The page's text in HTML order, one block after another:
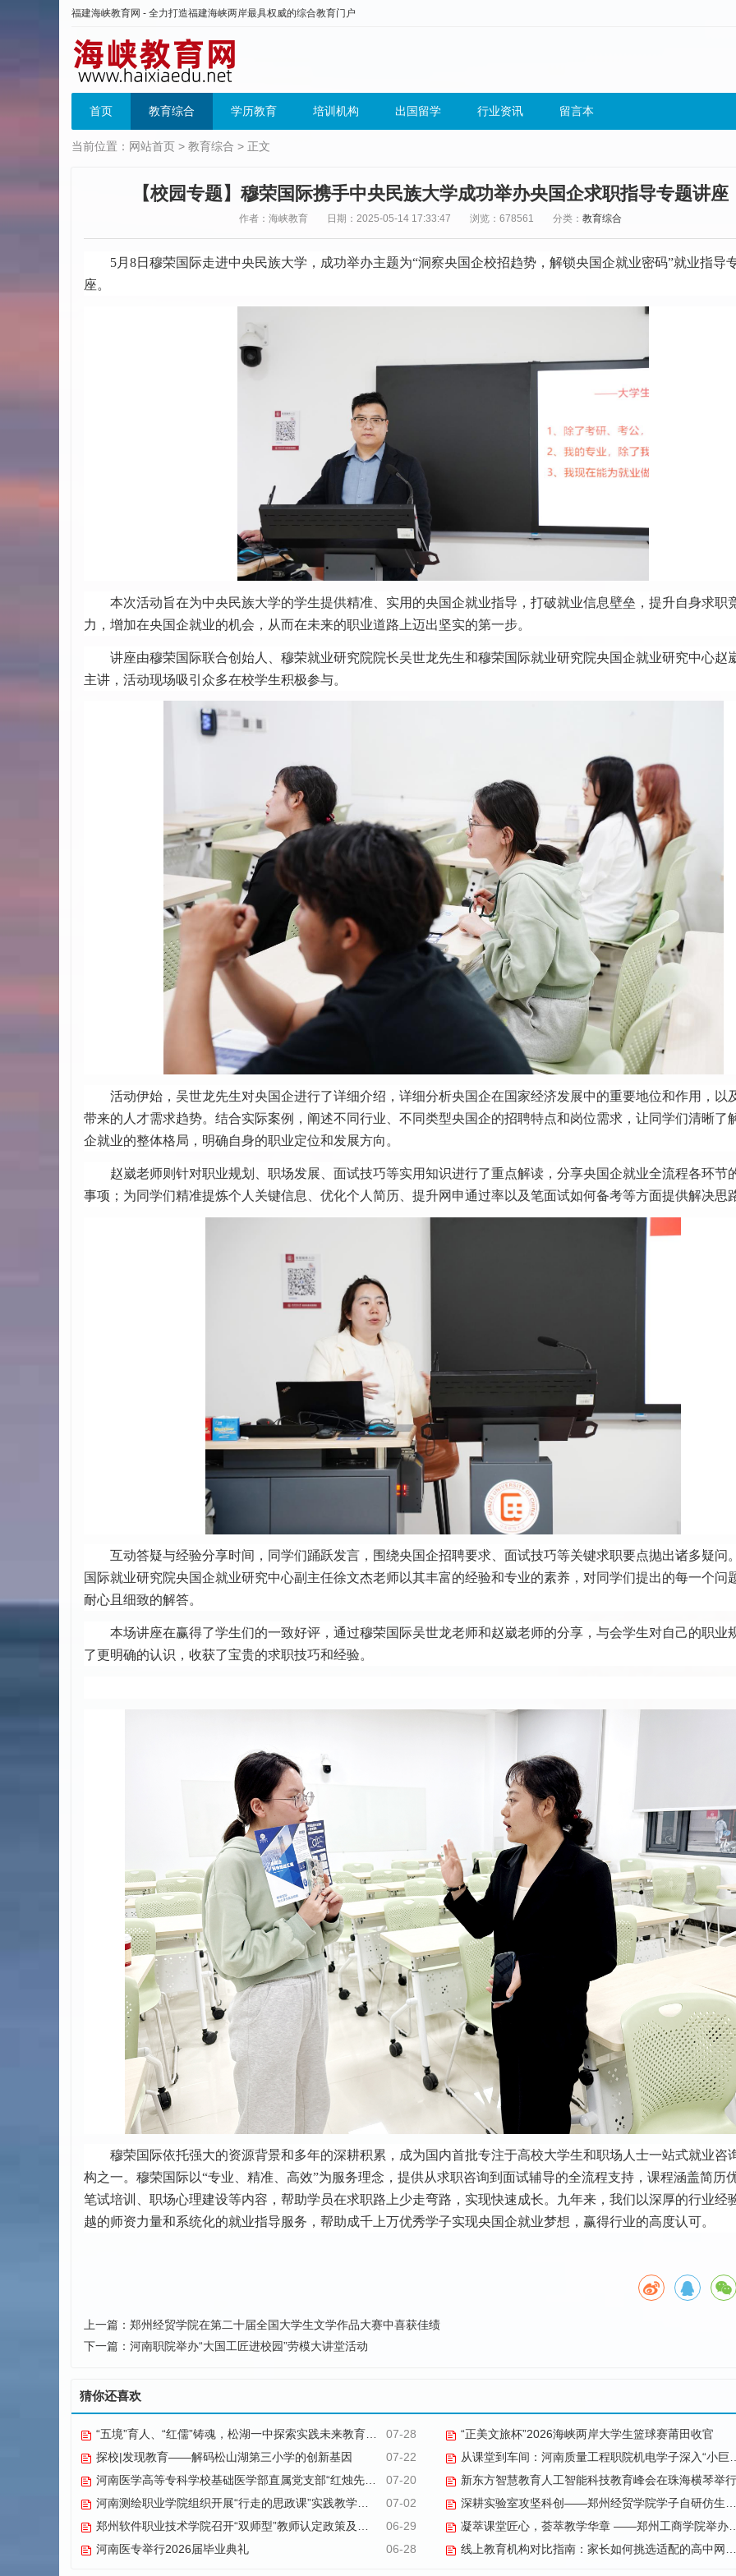
福建海峡教育网 - 全力打造福建海峡两岸最具权威的综合教育门户
首页 教育综合 学历教育 培训机构 出国留学 行业资讯 留言本
当前位置： 网站首页 > 教育综合 > 正文
【校园专题】穆荣国际携手中央民族大学成功举办央国企求职指导专题讲座
作者：海峡教育 日期：2025-05-14 17:33:47 浏览：678561 分类： 教育综合
5月8日穆荣国际走进中央民族大学，成功举办主题为“洞察央国企校招趋势，解锁央国企就业密码”就业指导
座。
本次活动旨在为中央民族大学的学生提供精准、实用的央国企就业指导，打破就业信息壁垒，提升自身求职
力，增加在央国企就业的机会，从而在未来的职业道路上迈出坚实的第一步。
讲座由穆荣国际联合创始人、穆荣就业研究院院长吴世龙先生和穆荣国际就业研究院央国企就业研究中心赵
主讲，活动现场吸引众多在校学生积极参与。
活动伊始，吴世龙先生对央国企进行了详细介绍，详细分析央国企在国家经济发展中的重要地位和作用，以
带来的人才需求趋势。结合实际案例，阐述不同行业、不同类型央国企的招聘特点和岗位需求，让同学们清晰了
企就业的整体格局，明确自身的职业定位和发展方向。
赵崴老师则针对职业规划、职场发展、面试技巧等实用知识进行了重点解读，分享央国企就业全流程各环节
事项；为同学们精准提炼个人关键信息、优化个人简历、提升网申通过率以及笔面试如何备考等方面提供解决思
互动答疑与经验分享时间，同学们踊跃发言，围绕央国企招聘要求、面试技巧等关键求职要点抛出诸多疑问
国际就业研究院央国企就业研究中心副主任徐文杰老师以其丰富的经验和专业的素养，对同学们提出的每一个问
耐心且细致的解答。
本场讲座在赢得了学生们的一致好评，通过穆荣国际吴世龙老师和赵崴老师的分享，与会学生对自己的职业
了更明确的认识，收获了宝贵的求职技巧和经验。
穆荣国际依托强大的资源背景和多年的深耕积累，成为国内首批专注于高校大学生和职场人士一站式就业咨
构之一。穆荣国际以“专业、精准、高效”为服务理念，提供从求职咨询到面试辅导的全流程支持，课程涵盖简历
笔试培训、职场心理建设等内容，帮助学员在求职路上少走弯路，实现快速成长。九年来，我们以深厚的行业经
越的师资力量和系统化的就业指导服务，帮助成千上万优秀学子实现央国企就业梦想，赢得行业的高度认可。
上一篇： 郑州经贸学院在第二十届全国大学生文学作品大赛中喜获佳绩
下一篇： 河南职院举办“大国工匠进校园”劳模大讲堂活动
猜你还喜欢
07-28
“五境”育人、“红儒”铸魂，松湖一中探索实践未来教育纪实
“正美文旅杯”​2026海峡两岸大学生篮球赛莆田收官
07-22
探校|发现教育——解码松山湖第三小学的创新基因
从课堂到车间：河南质量工程职院机电学子深入“小巨人”企业，交出8份青春“智造”答卷
07-20
河南医学高等专科学校基础医学部直属党支部“红烛先锋”党建品牌创建纪实
新东方智慧教育人工智能科技教育峰会在珠海横琴举行
07-02
河南测绘职业学院组织开展“行走的思政课”实践教学活动
深耕实验室攻坚科创——郑州经贸学院学子自研仿生机械手
06-29
郑州软件职业技术学院召开“双师型”教师认定政策及企业实践专项解读会议
凝萃课堂匠心，荟萃教学华章 ——郑州工商学院举办2026年优秀教学材料展览会
06-28
河南医专举行2026届毕业典礼 线上教育机构对比指南：家长如何挑选适配的高中网课品牌